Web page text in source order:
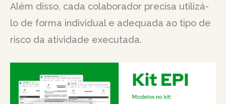
Além disso, cada colaborador precisa utilizá-
lo de forma individual e adequada ao tipo de
risco da atividade executada.